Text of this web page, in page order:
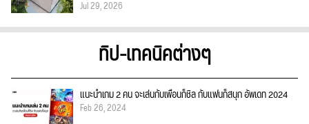
Jul 29, 2026
ทิป-เทคนิคต่างๆ
แนะนำเกม 2 คน จะเล่นกับเพื่อนก็ชิล กับแฟนก็สนุก อัพเดท 2024
Feb 26, 2024